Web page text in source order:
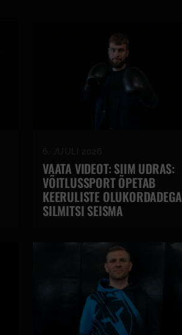
6. JUULI 2026
VAATA VIDEOT: SIIM UDRAS:
VÕITLUSSPORT ÕPETAB
KEERULISTE OLUKORDADEGA
SILMITSI SEISMA